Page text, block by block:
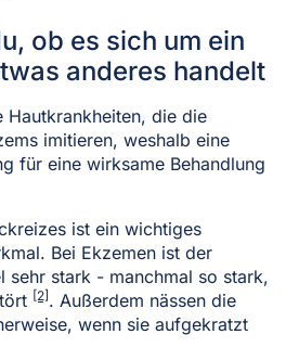
ob es sich um ein
anderes handelt
Hautkrankheiten, die die
imitieren, weshalb eine
für eine wirksame Behandlung
ist ein wichtiges
Bei Ekzemen ist der
sehr stark - manchmal so stark,
[2] . Außerdem nässen die
wenn sie aufgekratzt